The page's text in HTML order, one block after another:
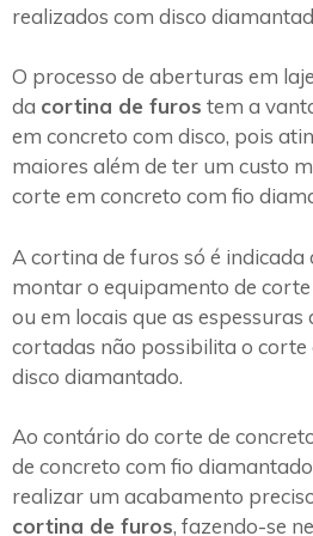
realizados com disco
O processo de aberturas em
da cortina de furos tem a
em concreto com disco, pois
maiores além de ter um custo
corte em concreto com fio
A cortina de furos só é indicada
montar o equipamento de
ou em locais que as
cortadas não possibilita o corte
disco diamantado.
Ao contário do corte de
de concreto com fio
realizar um acabamento
cortina de furos, fazendo-se